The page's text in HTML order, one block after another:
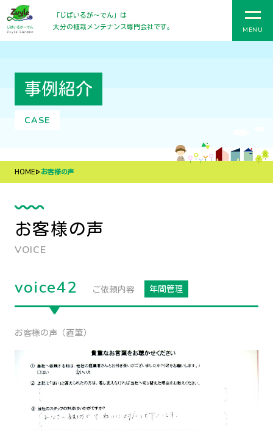
「じばいるが〜でん」は
大分の植栽メンテナンス専門会社です。
事例紹介
CASE
HOME お客様の声
お客様の声
VOICE
voice42 ご依頼内容 年間管理
お客様の声（直筆）
MENU